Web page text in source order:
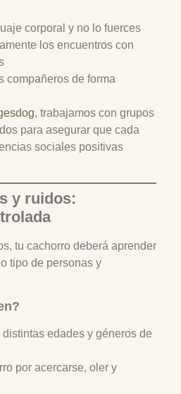
corporal y no lo fuerces
los encuentros con
compañeros de forma
, trabajamos con grupos
para asegurar que cada
sociales positivas
y ruidos:
tu cachorro deberá aprender
tipo de personas y
distintas edades y géneros de
por acercarse, oler y